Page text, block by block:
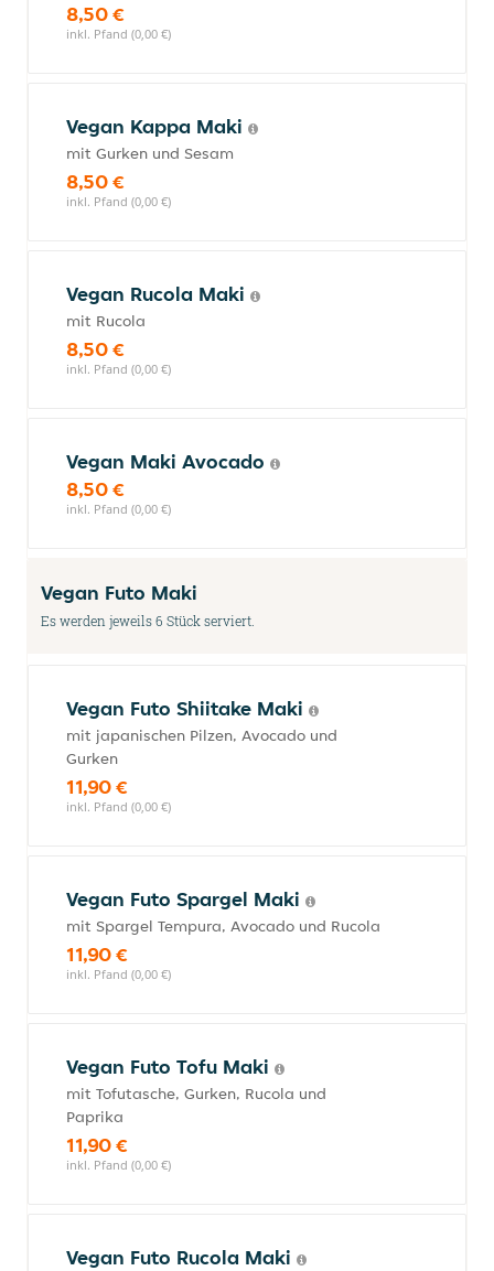
8,50 €
inkl. Pfand (0,00 €)
Vegan Kappa Maki
mit Gurken und Sesam
8,50 €
inkl. Pfand (0,00 €)
Vegan Rucola Maki
mit Rucola
8,50 €
inkl. Pfand (0,00 €)
Vegan Maki Avocado
8,50 €
inkl. Pfand (0,00 €)
Vegan Futo Maki
Es werden jeweils 6 Stück serviert.
Vegan Futo Shiitake Maki
mit japanischen Pilzen, Avocado und
Gurken
11,90 €
inkl. Pfand (0,00 €)
Vegan Futo Spargel Maki
mit Spargel Tempura, Avocado und Rucola
11,90 €
inkl. Pfand (0,00 €)
Vegan Futo Tofu Maki
mit Tofutasche, Gurken, Rucola und
Paprika
11,90 €
inkl. Pfand (0,00 €)
Vegan Futo Rucola Maki